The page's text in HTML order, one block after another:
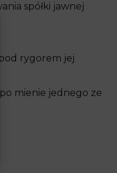
spółki jawnej
rygorem jej
mienie jednego ze